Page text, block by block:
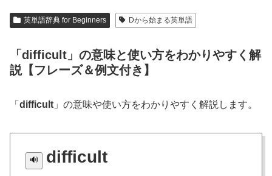
英単語辞典 for Beginners Dから始まる英単語
「difficult」の意味と使い方をわかりやすく解
説【フレーズ＆例文付き】
「 difficult 」の意味や使い方をわかりやすく解説します。
difficult